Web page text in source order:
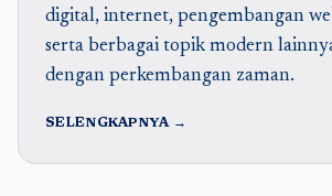
digital, internet, pengembangan
serta berbagai topik modern
dengan perkembangan zaman.
SELENGKAPNYA →